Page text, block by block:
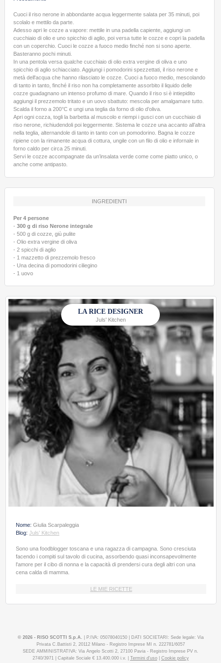
Cuoci il riso nerone in abbondante acqua leggermente salata per 35 minuti, poi
scolalo e mettilo da parte.
Adesso apri le cozze a vapore: mettile in una padella capiente, aggiungi un
cucchiaio di olio e uno spicchio di aglio, poi versa tutte le cozze e copri la padella
con un coperchio. Cuoci le cozze a fuoco medio finché non si sono aperte.
Basteranno pochi minuti.
In una pentola versa qualche cucchiaio di olio extra vergine di oliva e uno
spicchio di aglio schiacciato. Aggiungi i pomodorini spezzettati, il riso nerone e
metà dell'acqua che hanno rilasciato le cozze. Cuoci a fuoco medio, mescolando
di tanto in tanto, finché il riso non ha completamente assorbito il liquido delle
cozze guadagnano un intenso profumo di mare. Quando il riso si è intiepidito
aggiungi il prezzemolo tritato e un uovo sbattuto: mescola per amalgamare tutto.
Scalda il forno a 200°C e ungi una teglia da forno di olio d’oliva.
Apri ogni cozza, togli la barbetta al muscolo e riempi i gusci con un cucchiaio di
riso nerone, richiudendoli poi leggermente. Sistema le cozze una accanto all’altra
nella teglia, alternandole di tanto in tanto con un pomodorino. Bagna le cozze
ripiene con la rimanente acqua di cottura, ungile con un filo di olio e infornale in
forno caldo per circa 25 minuti.
Servi le cozze accompagnate da un’insalata verde come come piatto unico, o
anche come antipasto.
INGREDIENTI
Per 4 persone
-300 g di riso Nerone integrale
- 500 g di cozze, giù pulite
- Olio extra vergine di oliva
- 2 spicchi di aglio
- 1 mazzetto di prezzemolo fresco
- Una decina di pomodorini ciliegino
- 1 uovo
LA RICE DESIGNER
Juls' Kitchen
Nome:Giulia Scarpaleggia
Blog:Juls' Kitchen
Sono una foodblogger toscana e una ragazza di campagna. Sono cresciuta
facendo i compiti sul tavolo di cucina, assorbendo quasi inconsapevolmente
l'amore per il cibo di nonna e la capacità di prendersi cura degli altri con una
cena calda di mamma.
LE MIE RICETTE
© 2026 - RISO SCOTTI S.p.A. | P.IVA: 05078040150 | DATI SOCIETARI: Sede legale: Via
Privata C.Battisti 2, 20112 Milano - Registro Imprese MI n. 222781/6057
SEDE AMMINISTRATIVA: Via Angelo Scotti 2, 27100 Pavia - Registro Imprese PV n.
2740/3971 | Capitale Sociale € 13.400.000 i.v. | Termini d'uso| Cookie policy